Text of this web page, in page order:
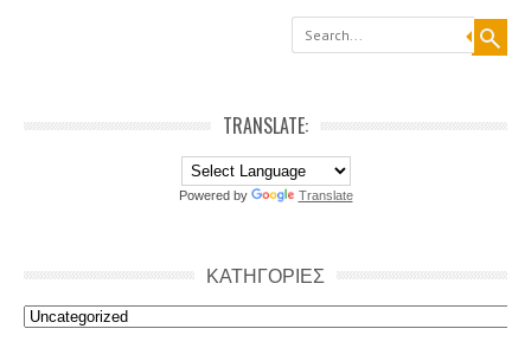
Search
TRANSLATE:
Powered by Translate
ΚΑΤΗΓΟΡΙΕΣ
Κατηγοριες